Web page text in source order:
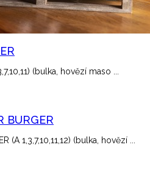
(bulka, hovězí maso ...
BURGER
(A 1,3,7,10,11,12) (bulka, hovězí ...